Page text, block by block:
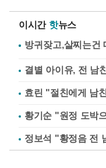
이시간 핫뉴스
결별 아이유, 전 남
효린 "절친에게 남
황기순 "원정 도박
정보석 "황정음 전